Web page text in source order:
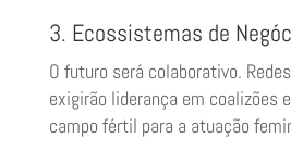
3. Ecossistemas de
O futuro será colaborativo.
exigirão liderança em coalizões
campo fértil para a atuação